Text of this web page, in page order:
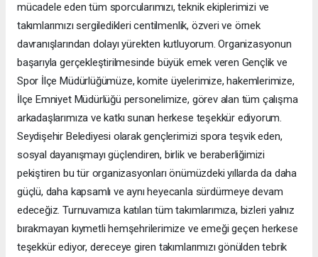
mücadele eden tüm sporcularımızı, teknik ekiplerimizi ve
takımlarımızı sergiledikleri centilmenlik, özveri ve örnek
davranışlarından dolayı yürekten kutluyorum. Organizasyonun
başarıyla gerçekleştirilmesinde büyük emek veren Gençlik ve
Spor İlçe Müdürlüğümüze, komite üyelerimize, hakemlerimize,
İlçe Emniyet Müdürlüğü personelimize, görev alan tüm çalışma
arkadaşlarımıza ve katkı sunan herkese teşekkür ediyorum.
Seydişehir Belediyesi olarak gençlerimizi spora teşvik eden,
sosyal dayanışmayı güçlendiren, birlik ve beraberliğimizi
pekiştiren bu tür organizasyonları önümüzdeki yıllarda da daha
güçlü, daha kapsamlı ve aynı heyecanla sürdürmeye devam
edeceğiz. Turnuvamıza katılan tüm takımlarımıza, bizleri yalnız
bırakmayan kıymetli hemşehrilerimize ve emeği geçen herkese
teşekkür ediyor, dereceye giren takımlarımızı gönülden tebrik